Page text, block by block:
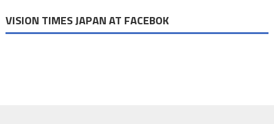
VISION TIMES JAPAN AT FACEBOK